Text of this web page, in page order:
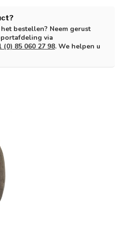
bestellen? Neem gerust
via
(0) 85 060 27 98. We helpen u